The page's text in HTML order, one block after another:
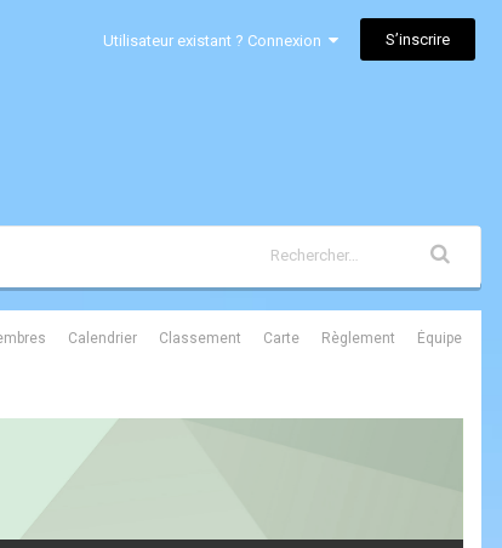
Utilisateur existant ? Connexion S’inscrire
Calendrier Classement Carte Règlement Équipe